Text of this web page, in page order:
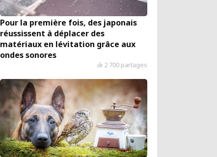
Pour la première fois, des japonais
réussissent à déplacer des
matériaux en lévitation grâce aux
ondes sonores
2 700 partages